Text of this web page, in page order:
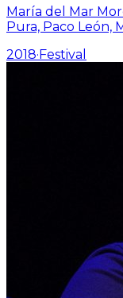
María del Mar
Pura, Paco León,
2018·Festival